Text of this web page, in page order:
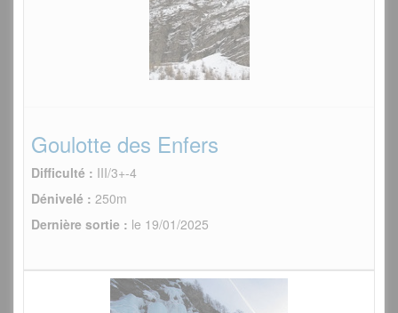
Goulotte des Enfers
Difficulté : III/3+-4
Dénivelé : 250m
Dernière sortie : le 19/01/2025